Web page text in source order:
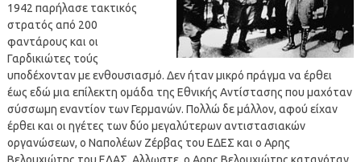
1942 παρήλασε τακτικός
στρατός από 200
φαντάρους και οι
Γαρδικιώτες τούς
υποδέχονταν με ενθουσιασμό. Δεν ήταν μικρό πράγμα να έρθει
έως εδώ μια επίλεκτη ομάδα της Εθνικής Αντίστασης που μαχόταν
σύσσωμη εναντίον των Γερμανών. Πολλώ δε μάλλον, αφού είχαν
έρθει και οι ηγέτες των δύο μεγαλύτερων αντιστασιακών
οργανώσεων, ο Ναπολέων Ζέρβας του ΕΔΕΣ και ο Αρης
Βελουχιώτης του ΕΛΑΣ. Αλλωστε, ο Αρης Βελουχιώτης καταγόταν